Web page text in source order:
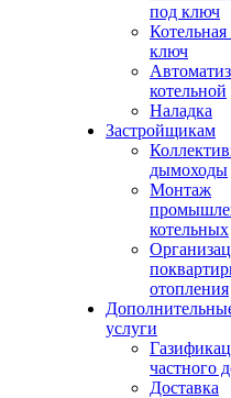
под ключ
ключ
котельной
Наладка
Застройщикам
дымоходы
Монтаж
котельных
отопления
услуги
частного
Доставка